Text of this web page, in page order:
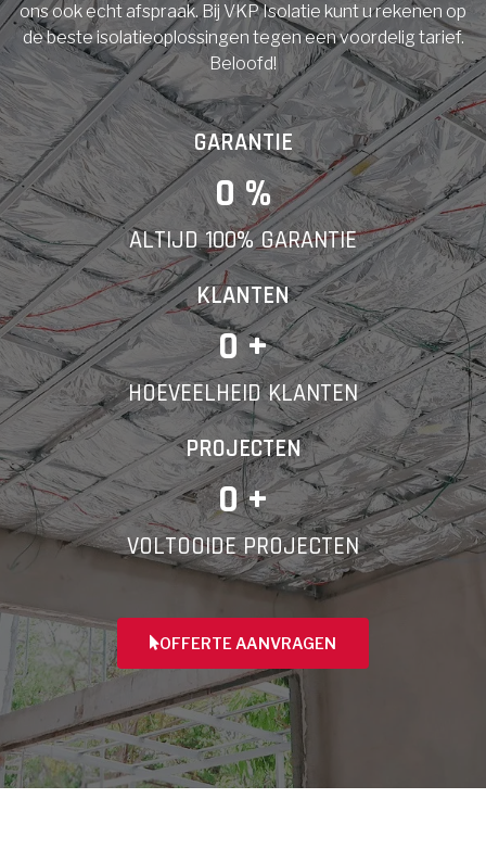
Gevelisolatie
Vorige Volgende
Achternaam
E-mail
Telefoonnummer
Vorige
ons ook echt afspraak. Bij VKP Isolatie kunt u rekenen op
de beste isolatieoplossingen tegen een voordelig tarief.
Beloofd!
GARANTIE
0 %
ALTIJD 100% GARANTIE
KLANTEN
0 +
HOEVEELHEID KLANTEN
PROJECTEN
0 +
VOLTOOIDE PROJECTEN
OFFERTE AANVRAGEN